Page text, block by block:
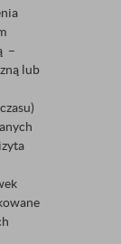
–
lub